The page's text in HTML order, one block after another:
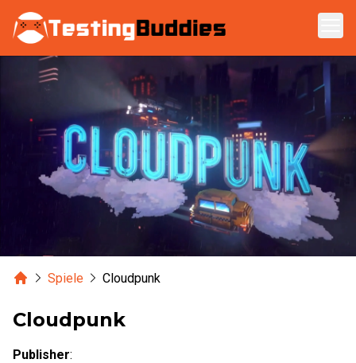
Zum Hauptinhalt springen
HomeSpiele Cloudpunk
Cloudpunk
Publisher: